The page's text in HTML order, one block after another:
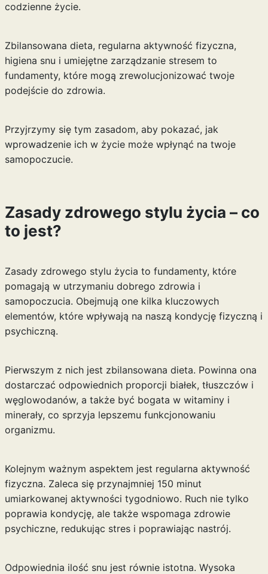
codzienne życie.
Zbilansowana dieta, regularna aktywność fizyczna,
higiena snu i umiejętne zarządzanie stresem to
fundamenty, które mogą zrewolucjonizować twoje
podejście do zdrowia.
Przyjrzymy się tym zasadom, aby pokazać, jak
wprowadzenie ich w życie może wpłynąć na twoje
samopoczucie.
Zasady zdrowego stylu życia – co
to jest?
Zasady zdrowego stylu życia to fundamenty, które
pomagają w utrzymaniu dobrego zdrowia i
samopoczucia. Obejmują one kilka kluczowych
elementów, które wpływają na naszą kondycję fizyczną i
psychiczną.
Pierwszym z nich jest zbilansowana dieta. Powinna ona
dostarczać odpowiednich proporcji białek, tłuszczów i
węglowodanów, a także być bogata w witaminy i
minerały, co sprzyja lepszemu funkcjonowaniu
organizmu.
Kolejnym ważnym aspektem jest regularna aktywność
fizyczna. Zaleca się przynajmniej 150 minut
umiarkowanej aktywności tygodniowo. Ruch nie tylko
poprawia kondycję, ale także wspomaga zdrowie
psychiczne, redukując stres i poprawiając nastrój.
Odpowiednia ilość snu jest równie istotna. Wysoka